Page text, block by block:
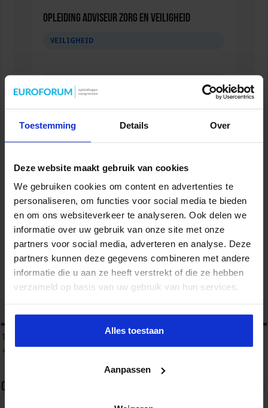
Toestemming Details Over
Deze website maakt gebruik van cookies
We gebruiken cookies om content en advertenties te
personaliseren, om functies voor social media te bieden
en om ons websiteverkeer te analyseren. Ook delen we
informatie over uw gebruik van onze site met onze
partners voor social media, adverteren en analyse. Deze
partners kunnen deze gegevens combineren met andere
informatie die u aan ze heeft verstrekt of die ze hebben
verzameld op basis van uw gebruik van hun services.
Alles toestaan
Aanpassen
Opleiding Adviseur zorg en veiligheid
VEILIGHEID
Gebouwbeheer en veiligheid
Tags
Over sbo